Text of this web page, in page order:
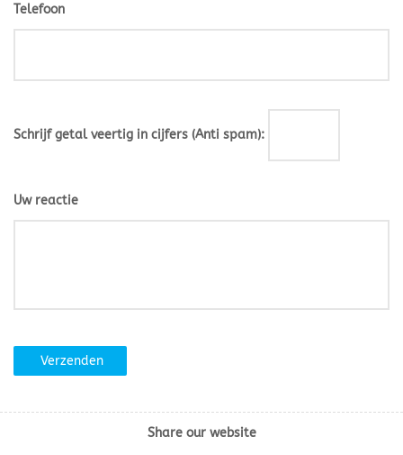
Telefoon
Schrijf getal veertig in cijfers (Anti spam):
Uw reactie
Verzenden
Share our website